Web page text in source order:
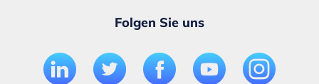
Folgen Sie uns